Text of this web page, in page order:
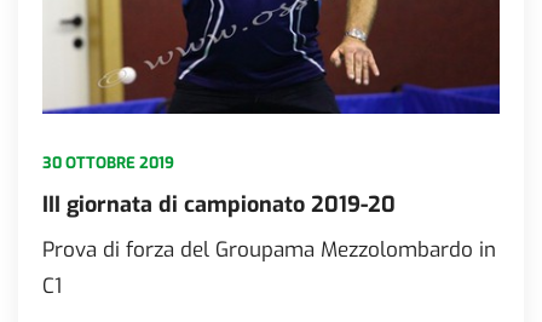
30 OTTOBRE 2019
III giornata di campionato 2019-20
Prova di forza del Groupama Mezzolombardo in
C1